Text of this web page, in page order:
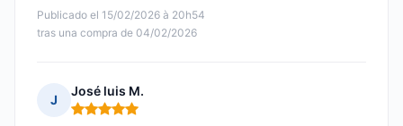
Publicado el 15/02/2026 à 20h54
tras una compra de 04/02/2026
J
José luis M.
Nota: 5 de 5